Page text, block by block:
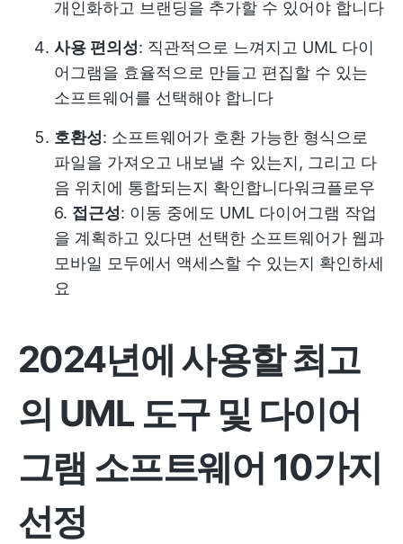
개인화하고 브랜딩을 추가할 수 있어야 합니다
사용 편의성: 직관적으로 느껴지고 UML 다이
어그램을 효율적으로 만들고 편집할 수 있는
소프트웨어를 선택해야 합니다
호환성: 소프트웨어가 호환 가능한 형식으로
파일을 가져오고 내보낼 수 있는지, 그리고 다
음 위치에 통합되는지 확인합니다워크플로우
6. 접근성: 이동 중에도 UML 다이어그램 작업
을 계획하고 있다면 선택한 소프트웨어가 웹과
모바일 모두에서 액세스할 수 있는지 확인하세
요
2024년에 사용할 최고
의 UML 도구 및 다이어
그램 소프트웨어 10가지
선정